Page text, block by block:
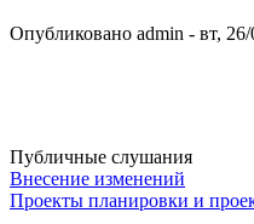
Опубликовано admin - вт,
Публичные слушания
Внесение изменений
Проекты планировки и